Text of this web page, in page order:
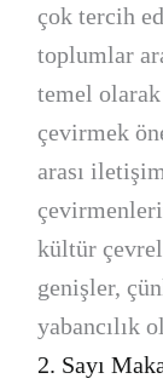
çok tercih
toplumlar
temel
çevirmek
arası
kültür
genişler,
yabancılık
2. Sayı